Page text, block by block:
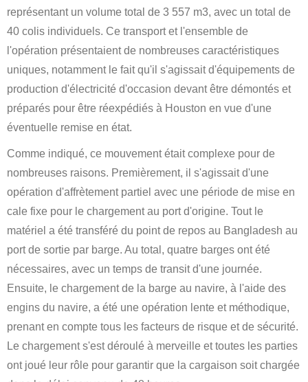
représentant un volume total de 3 557 m3, avec un total de
40 colis individuels. Ce transport et l'ensemble de
l'opération présentaient de nombreuses caractéristiques
uniques, notamment le fait qu'il s'agissait d'équipements de
production d'électricité d'occasion devant être démontés et
préparés pour être réexpédiés à Houston en vue d'une
éventuelle remise en état.
Comme indiqué, ce mouvement était complexe pour de
nombreuses raisons. Premièrement, il s'agissait d'une
opération d'affrètement partiel avec une période de mise en
cale fixe pour le chargement au port d'origine. Tout le
matériel a été transféré du point de repos au Bangladesh au
port de sortie par barge. Au total, quatre barges ont été
nécessaires, avec un temps de transit d'une journée.
Ensuite, le chargement de la barge au navire, à l'aide des
engins du navire, a été une opération lente et méthodique,
prenant en compte tous les facteurs de risque et de sécurité.
Le chargement s'est déroulé à merveille et toutes les parties
ont joué leur rôle pour garantir que la cargaison soit chargée